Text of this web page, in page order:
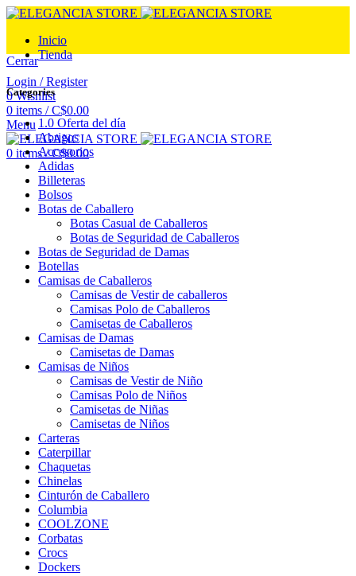
Inicio
Tienda
Login / Register
0Wishlist
0 items / C$0.00
Menu
0 items / C$0.00
Cerrar
Categories
1.0 Oferta del día
Abrigos
Accesorios
Adidas
Billeteras
Bolsos
Botas de Caballero
Botas Casual de Caballeros
Botas de Seguridad de Caballeros
Botas de Seguridad de Damas
Botellas
Camisas de Caballeros
Camisas de Vestir de caballeros
Camisas Polo de Caballeros
Camisetas de Caballeros
Camisas de Damas
Camisetas de Damas
Camisas de Niños
Camisas de Vestir de Niño
Camisas Polo de Niños
Camisetas de Niñas
Camisetas de Niños
Carteras
Caterpillar
Chaquetas
Chinelas
Cinturón de Caballero
Columbia
COOLZONE
Corbatas
Crocs
Dockers